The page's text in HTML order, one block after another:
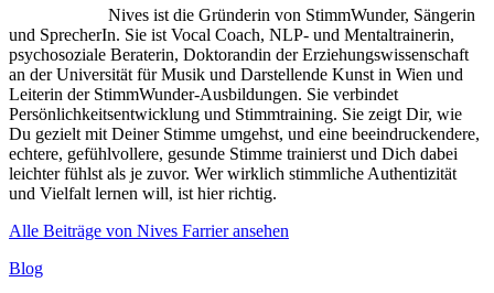
Nives ist die Gründerin von StimmWunder, Sängerin
und SprecherIn. Sie ist Vocal Coach, NLP- und Mentaltrainerin,
psychosoziale Beraterin, Doktorandin der Erziehungswissenschaft
an der Universität für Musik und Darstellende Kunst in Wien und
Leiterin der StimmWunder-Ausbildungen. Sie verbindet
Persönlichkeitsentwicklung und Stimmtraining. Sie zeigt Dir, wie
Du gezielt mit Deiner Stimme umgehst, und eine beeindruckendere,
echtere, gefühlvollere, gesunde Stimme trainierst und Dich dabei
leichter fühlst als je zuvor. Wer wirklich stimmliche Authentizität
und Vielfalt lernen will, ist hier richtig.
Alle Beiträge von Nives Farrier ansehen
Kategorien
Blog